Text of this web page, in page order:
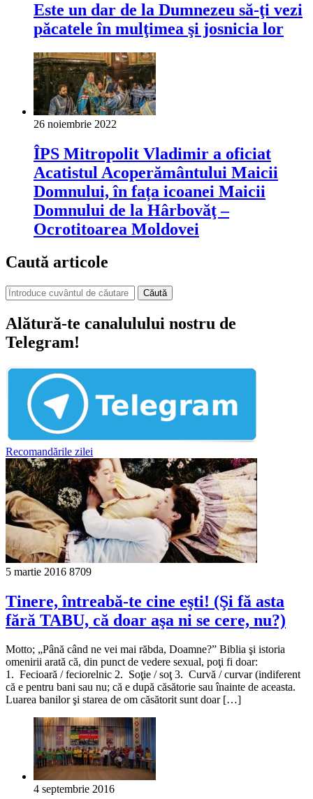
Este un dar de la Dumnezeu să-ţi vezi
păcatele în mulţimea şi josnicia lor
26 noiembrie 2022
ÎPS Mitropolit Vladimir a oficiat
Acatistul Acoperământului Maicii
Domnului, în fața icoanei Maicii
Domnului de la Hârbovăţ –
Ocrotitoarea Moldovei
Caută articole
Căută
Alătură-te canalulului nostru de
Telegram!
Recomandările zilei
5 martie 2016 8709
Tinere, întreabă-te cine eşti! (Şi fă asta
fără TABU, că doar aşa ni se cere, nu?)
Motto; „Până când ne vei mai răbda, Doamne?” Biblia şi istoria
omenirii arată că, din punct de vedere sexual, poţi fi doar:
1. Fecioară / feciorelnic 2. Soţie / soţ 3. Curvă / curvar (indiferent
că e pentru bani sau nu; că e după căsătorie sau înainte de aceasta.
Luarea banilor şi starea de om căsătorit sunt doar […]
4 septembrie 2016